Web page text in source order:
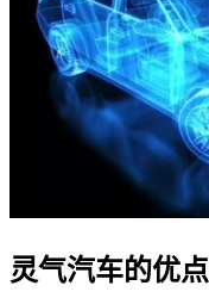
灵气汽车的优点